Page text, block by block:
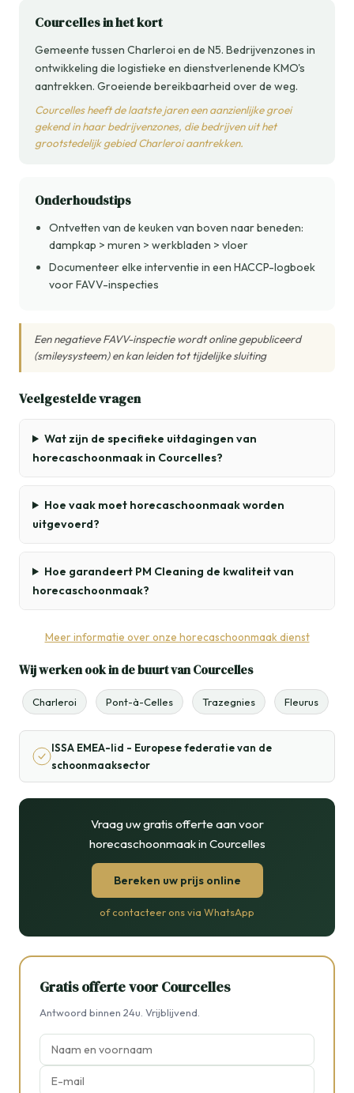
Courcelles in het kort
Gemeente tussen Charleroi en de N5. Bedrijvenzones in
ontwikkeling die logistieke en dienstverlenende KMO's
aantrekken. Groeiende bereikbaarheid over de weg.
Courcelles heeft de laatste jaren een aanzienlijke groei
gekend in haar bedrijvenzones, die bedrijven uit het
grootstedelijk gebied Charleroi aantrekken.
Onderhoudstips
Ontvetten van de keuken van boven naar beneden:
dampkap > muren > werkbladen > vloer
Documenteer elke interventie in een HACCP-logboek
voor FAVV-inspecties
Een negatieve FAVV-inspectie wordt online gepubliceerd
(smileysysteem) en kan leiden tot tijdelijke sluiting
Veelgestelde vragen
Wat zijn de specifieke uitdagingen van
horecaschoonmaak in Courcelles?
Hoe vaak moet horecaschoonmaak worden
uitgevoerd?
Hoe garandeert PM Cleaning de kwaliteit van
horecaschoonmaak?
Meer informatie over onze horecaschoonmaak dienst
Wij werken ook in de buurt van Courcelles
Charleroi Pont-à-Celles Trazegnies Fleurus
ISSA EMEA-lid - Europese federatie van de
schoonmaaksector
Vraag uw gratis offerte aan voor
horecaschoonmaak in Courcelles
Bereken uw prijs online
of contacteer ons via WhatsApp
Gratis offerte voor Courcelles
Antwoord binnen 24u. Vrijblijvend.